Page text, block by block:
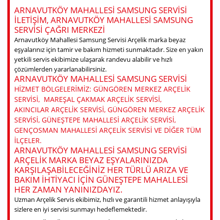
ARNAVUTKÖY MAHALLESI SAMSUNG SERVISI
ILETIŞIM, ARNAVUTKÖY MAHALLESI SAMSUNG
SERVISI ÇAĞRI MERKEZI
Arnavutköy Mahallesi Samsung Servisi Arçelik marka beyaz
eşyalarınız için tamir ve bakım hizmeti sunmaktadır. Size en yakın
yetkili servis ekibimize ulaşarak randevu alabilir ve hızlı
çözümlerden yararlanabilirsiniz.
ARNAVUTKÖY MAHALLESI SAMSUNG SERVISI
HIZMET BÖLGELERIMIZ: GÜNGÖREN MERKEZ ARÇELIK
SERVISI, MAREŞAL ÇAKMAK ARÇELIK SERVISI,
AKINCILAR ARÇELIK SERVISI, GÜNGÖREN MERKEZ ARÇELIK
SERVISI, GÜNEŞTEPE MAHALLESI ARÇELIK SERVISI,
GENÇOSMAN MAHALLESI ARÇELIK SERVISI VE DIĞER TÜM
ILÇELER.
ARNAVUTKÖY MAHALLESI SAMSUNG SERVISI
ARÇELIK MARKA BEYAZ EŞYALARINIZDA
KARŞILAŞABILECEĞINIZ HER TÜRLÜ ARIZA VE
BAKIM IHTIYACI IÇIN GÜNEŞTEPE MAHALLESI
HER ZAMAN YANINIZDAYIZ.
Uzman Arçelik Servis ekibimiz, hızlı ve garantili hizmet anlayışıyla
sizlere en iyi servisi sunmayı hedeflemektedir.